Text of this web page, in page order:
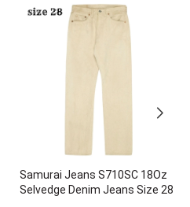
Samurai Jeans S710SC 18Oz
Selvedge Denim Jeans Size 28